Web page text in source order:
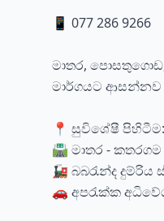
📱 077 286 9266
මාතර,
මාර්ගයට ආසන්නව
📍 සුවිශේෂී පිහිටීම:
🛣️ මාතර -
🚂 බබරැන්ද
🚗 අපරැක්ක